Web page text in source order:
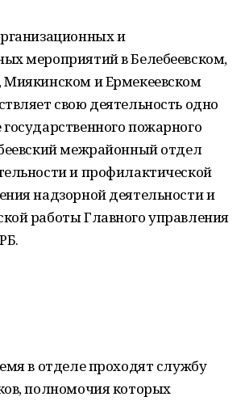
и
мероприятий в Белебеевском,
и Ермекеевском
свою деятельность одно
пожарного
межрайонный отдел
и профилактической
надзорной деятельности и
работы Главного управления
в отделе проходят службу
полномочия которых